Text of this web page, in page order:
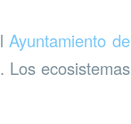
Ayuntamiento de
Los ecosistemas